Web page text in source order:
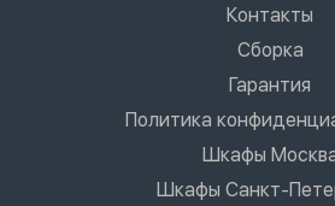
Контакты
Сборка
Гарантия
Политика
Шкафы
Шкафы Санкт-